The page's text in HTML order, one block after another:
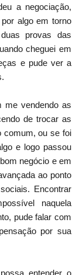
a negociação,
algo em torno
provas das
cheguei em
e pude ver a
me vendendo as
de trocar as
comum, ou se foi
e logo passou
negócio e em
ao ponto
Encontrar
naquela
pude falar com
por sua